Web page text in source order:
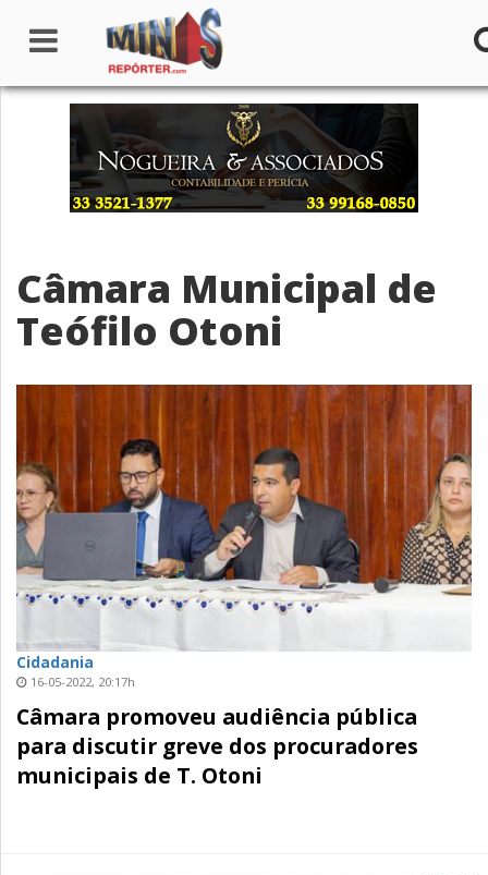
Home
Institucional
Seções
Canais
Colunistas
Câmara Municipal de
Teófilo Otoni
Cidadania
16-05-2022, 20:17h
Câmara promoveu audiência pública
para discutir greve dos procuradores
municipais de T. Otoni